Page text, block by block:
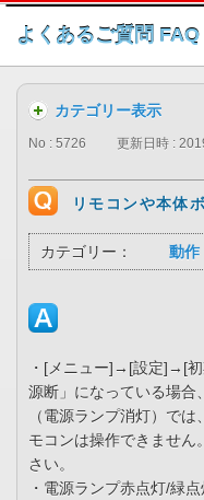
よくあるご質問 FAQ
カテゴリー表示
No : 5726 更新日時 :
リモコンや本体
カテゴリー： 動作
・[メニュー]→[設定]→[
源断」になっている場合
（電源ランプ消灯）で
モコンは操作できません
さい。
・電源ランプ赤点灯/緑